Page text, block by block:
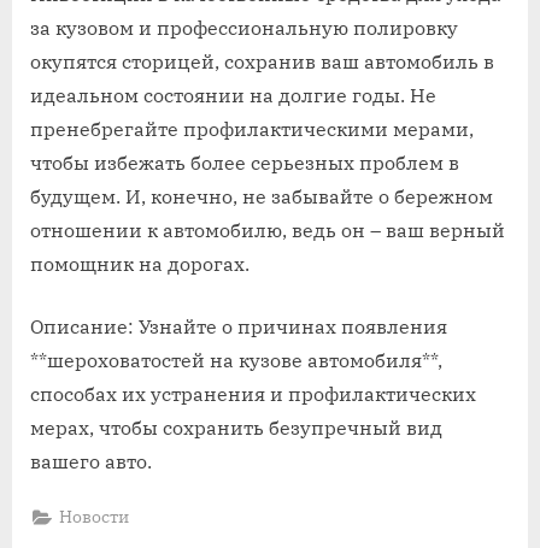
за кузовом и профессиональную полировку
окупятся сторицей‚ сохранив ваш автомобиль в
идеальном состоянии на долгие годы. Не
пренебрегайте профилактическими мерами‚
чтобы избежать более серьезных проблем в
будущем. И‚ конечно‚ не забывайте о бережном
отношении к автомобилю‚ ведь он – ваш верный
помощник на дорогах.
Описание: Узнайте о причинах появления
**шероховатостей на кузове автомобиля**‚
способах их устранения и профилактических
мерах‚ чтобы сохранить безупречный вид
вашего авто.
Новости